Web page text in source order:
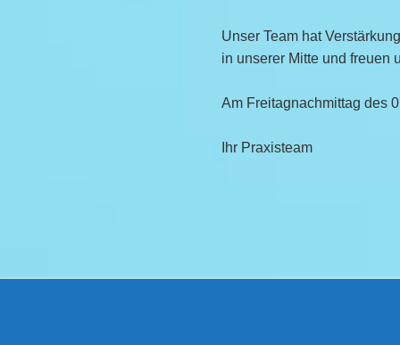
Unser Team hat
in unserer Mitte und freuen
Am Freitagnachmittag des
Ihr Praxisteam